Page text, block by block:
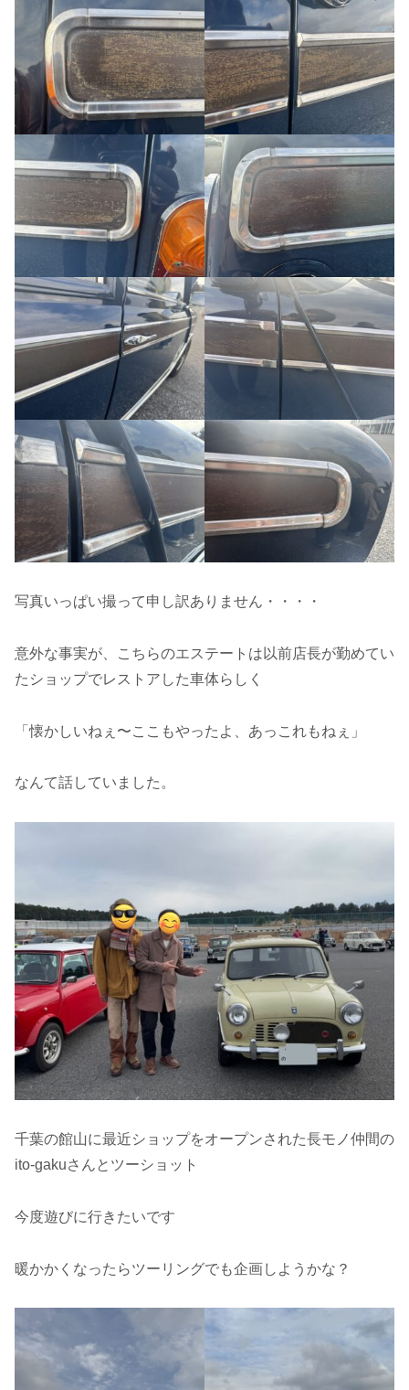
写真いっぱい撮って申し訳ありません・・・・
意外な事実が、こちらのエステートは以前店長が勤めてい
たショップでレストアした車体らしく
「懐かしいねぇ〜ここもやったよ、あっこれもねぇ」
なんて話していました。
千葉の館山に最近ショップをオープンされた長モノ仲間の
ito-gakuさんとツーショット
今度遊びに行きたいです
暖かかくなったらツーリングでも企画しようかな？